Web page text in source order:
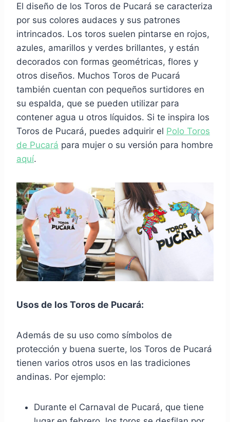
El diseño de los Toros de Pucará se caracteriza
por sus colores audaces y sus patrones
intrincados. Los toros suelen pintarse en rojos,
azules, amarillos y verdes brillantes, y están
decorados con formas geométricas, flores y
otros diseños. Muchos Toros de Pucará
también cuentan con pequeños surtidores en
su espalda, que se pueden utilizar para
contener agua u otros líquidos. Si te inspira los
Toros de Pucará, puedes adquirir el Polo Toros
de Pucará para mujer o su versión para hombre
aquí.
Usos de los Toros de Pucará:
Además de su uso como símbolos de
protección y buena suerte, los Toros de Pucará
tienen varios otros usos en las tradiciones
andinas. Por ejemplo:
Durante el Carnaval de Pucará, que tiene